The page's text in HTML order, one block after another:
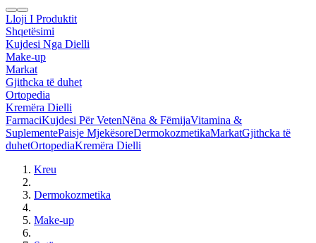
Lloji I Produktit
Shqetësimi
Kujdesi Nga Dielli
Make-up
Markat
Gjithcka të duhet
Ortopedia
Kremëra Dielli
FarmaciKujdesi Për VetenNëna & FëmijaVitamina &
SuplementePaisje MjekësoreDermokozmetikaMarkatGjithcka të
duhetOrtopediaKremëra Dielli
Kreu
Dermokozmetika
Make-up